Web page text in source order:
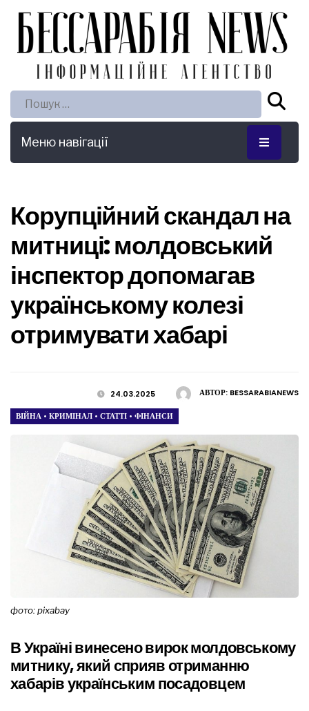
Пошук:
Меню навігації
Корупційний скандал на
митниці: молдовський
інспектор допомагав
українському колезі
отримувати хабарі
АВТОР: BESSARABIANEWS
24.03.2025
ВІЙНА • КРИМІНАЛ • СТАТТІ • ФІНАНСИ
фото: pixabay
В Україні винесено вирок молдовському
митнику, який сприяв отриманню
хабарів українським посадовцем